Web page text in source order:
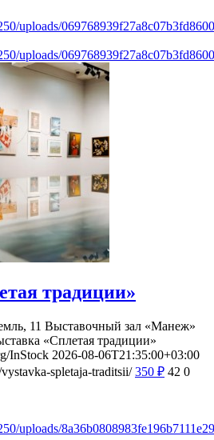
uploads/
uploads/
традиции»
11 Выставочный зал «Манеж»
«Сплетая традиции»
InStock 2026-08-06T21:35:00+03:00
spletaja-traditsii/ 350 ₽ 42 0
uploads/